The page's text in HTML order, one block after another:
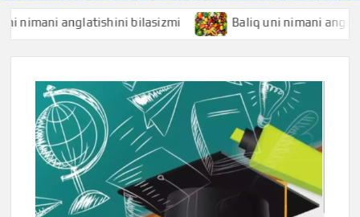
anglatishini bilasizmi Baliq uni nimani